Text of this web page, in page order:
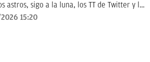
astros, sigo a la luna, los TT de Twitter y las
consumo, lifestyle, recetas y Lotería de
15:20